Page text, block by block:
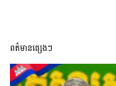
ពត៌មានផ្សេងៗ